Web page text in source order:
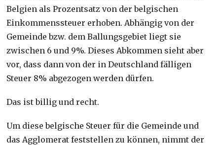
Belgien als Prozentsatz von der belgischen
Einkommenssteuer erhoben. Abhängig von der
Gemeinde bzw. dem Ballungsgebiet liegt sie
zwischen 6 und 9%. Dieses Abkommen sieht aber
vor, dass dann von der in Deutschland fälligen
Steuer 8% abgezogen werden dürfen.
Das ist billig und recht.
Um diese belgische Steuer für die Gemeinde und
das Agglomerat feststellen zu können, nimmt der